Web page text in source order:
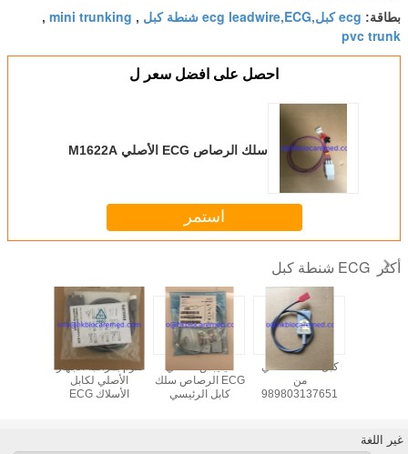
بطاقة: ecg كبل,ecg leadwire,ECG شنطة كبل ,
mini trunking
,
pvc trunk
احصل على افضل سعر ل
سلك الرصاص ECG الأصلي M1622A
استمر
أكثر ECG شنطة كبل
تقوم بمراقبة الجهاز
الأصلي لكابل
الأسلاك ECG
ECG الرصاص سلك
كابل الرئيسي
كبل ECG الأصلي
من
989803137651
غير اللغة